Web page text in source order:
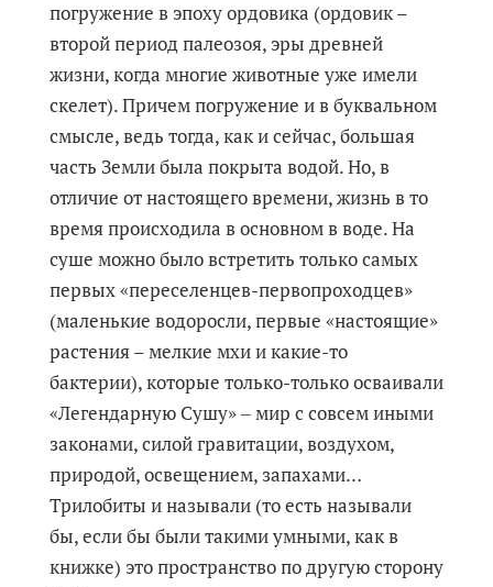
погружение в эпоху ордовика (ордовик –
второй период палеозоя, эры древней
жизни, когда многие животные уже имели
скелет). Причем погружение и в буквальном
смысле, ведь тогда, как и сейчас, большая
часть Земли была покрыта водой. Но, в
отличие от настоящего времени, жизнь в то
время происходила в основном в воде. На
суше можно было встретить только самых
первых «переселенцев-первопроходцев»
(маленькие водоросли, первые «настоящие»
растения – мелкие мхи и какие-то
бактерии), которые только-только осваивали
«Легендарную Сушу» ‒ мир с совсем иными
законами, силой гравитации, воздухом,
природой, освещением, запахами…
Трилобиты и называли (то есть называли
бы, если бы были такими умными, как в
книжке) это пространство по другую сторону